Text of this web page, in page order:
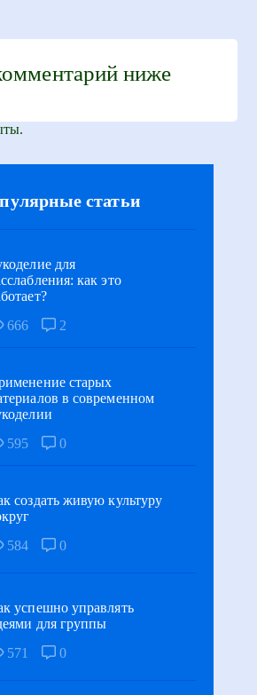
ниже
статьи
для
как это
666
2
старых
в современном
595
0
создать живую культуру
584
0
успешно управлять
для группы
571
0